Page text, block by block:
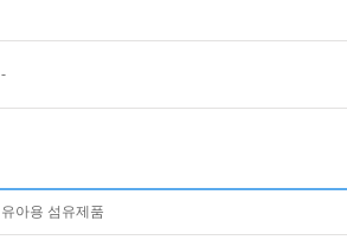
-
유아용 섬유제품